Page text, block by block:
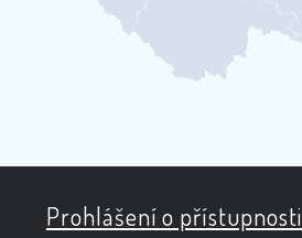
Prohlášení o přístupnosti